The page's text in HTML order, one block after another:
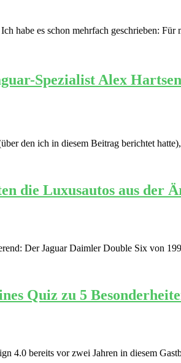
habe es schon mehrfach geschrieben:
Spezialist Alex
den ich in diesem Beitrag berichtet
die Luxusautos aus der
Der Jaguar Daimler Double Six von
Quiz zu 5
4.0 bereits vor zwei Jahren in diesem